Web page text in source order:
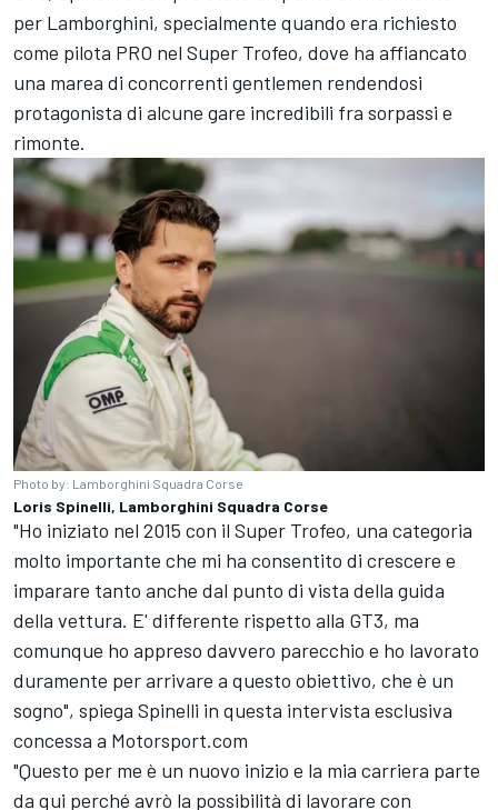
per Lamborghini, specialmente quando era richiesto
come pilota PRO nel Super Trofeo, dove ha affiancato
una marea di concorrenti gentlemen rendendosi
protagonista di alcune gare incredibili fra sorpassi e
rimonte.
Photo by: Lamborghini Squadra Corse
Loris Spinelli, Lamborghini Squadra Corse
"Ho iniziato nel 2015 con il Super Trofeo, una categoria
molto importante che mi ha consentito di crescere e
imparare tanto anche dal punto di vista della guida
della vettura. E' differente rispetto alla GT3, ma
comunque ho appreso davvero parecchio e ho lavorato
duramente per arrivare a questo obiettivo, che è un
sogno", spiega Spinelli in questa intervista esclusiva
concessa a Motorsport.com
"Questo per me è un nuovo inizio e la mia carriera parte
da qui perché avrò la possibilità di lavorare con